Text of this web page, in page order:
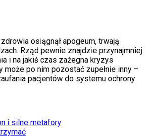
osiągnął apogeum, trwają
Rząd pewnie znajdzie przynajmniej
i na jakiś czas zażegna kryzys
może po nim pozostać zupełnie inny –
pacjentów do systemu ochrony
i silne metafory